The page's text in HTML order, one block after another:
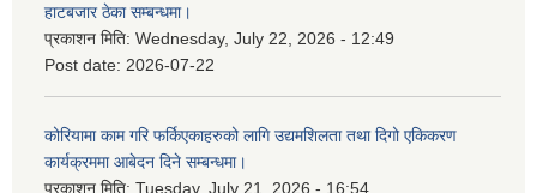
हाटबजार ठेका सम्बन्धमा।
प्रकाशन मिति: Wednesday, July 22, 2026 - 12:49
Post date: 2026-07-22
कोरियामा काम गरि फर्किएकाहरुको लागि उद्यमशिलता तथा दिगो एकिकरण
कार्यक्रममा आबेदन दिने सम्बन्धमा।
प्रकाशन मिति: Tuesday, July 21, 2026 - 16:54